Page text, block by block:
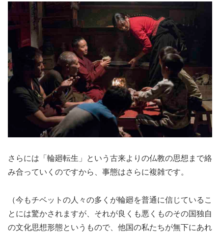
さらには「輪廻転生」という古来よりの仏教の思想まで絡
み合っていくのですから、事態はさらに複雑です。
（今もチベットの人々の多くが輪廻を普通に信じているこ
とには驚かされますが、それが良くも悪くものその国独自
の文化思想形態というもので、他国の私たちが無下にあれ